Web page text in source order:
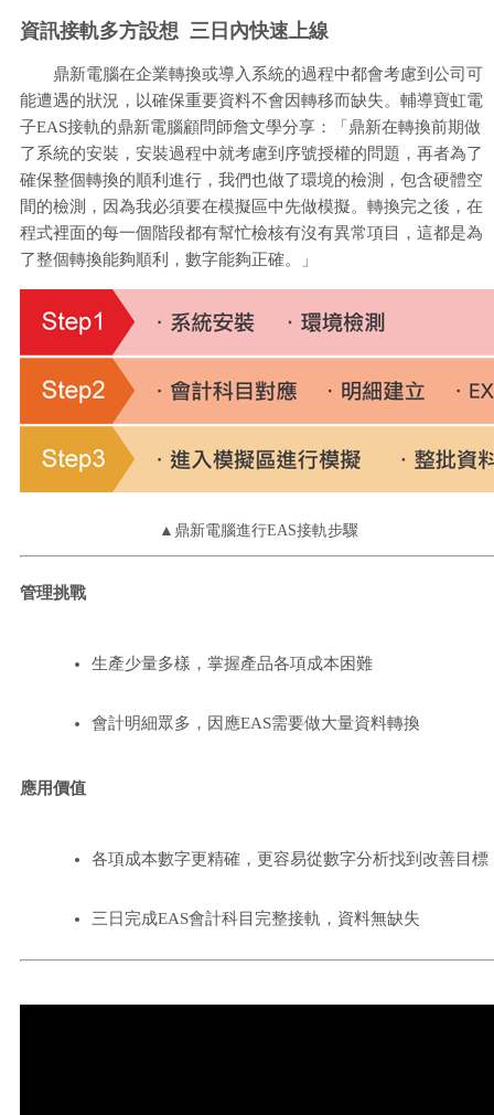
資訊接軌多方設想 三日內快速上線
鼎新電腦在企業轉換或導入系統的過程中都會考慮到公司可
能遭遇的狀況，以確保重要資料不會因轉移而缺失。輔導寶虹電
子EAS接軌的鼎新電腦顧問師詹文學分享：「鼎新在轉換前期做
了系統的安裝，安裝過程中就考慮到序號授權的問題，再者為了
確保整個轉換的順利進行，我們也做了環境的檢測，包含硬體空
間的檢測，因為我必須要在模擬區中先做模擬。轉換完之後，在
程式裡面的每一個階段都有幫忙檢核有沒有異常項目，這都是為
了整個轉換能夠順利，數字能夠正確。」
▲鼎新電腦進行EAS接軌步驟
管理挑戰
生產少量多樣，掌握產品各項成本困難
會計明細眾多，因應EAS需要做大量資料轉換
應用價值
各項成本數字更精確，更容易從數字分析找到改善目標
三日完成EAS會計科目完整接軌，資料無缺失